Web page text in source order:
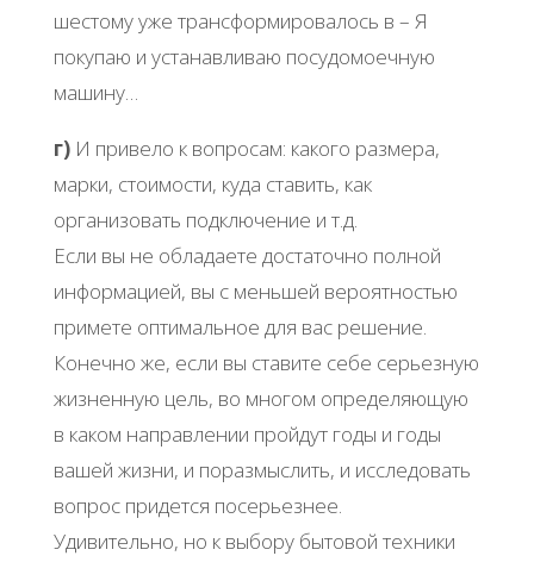
шестому уже трансформировалось в – Я
покупаю и устанавливаю посудомоечную
машину…
г)И привело к вопросам: какого размера,
марки, стоимости, куда ставить, как
организовать подключение и т.д.
Если вы не обладаете достаточно полной
информацией, вы с меньшей вероятностью
примете оптимальное для вас решение.
Конечно же, если вы ставите себе серьезную
жизненную цель, во многом определяющую
в каком направлении пройдут годы и годы
вашей жизни, и поразмыслить, и исследовать
вопрос придется посерьезнее.
Удивительно, но к выбору бытовой техники